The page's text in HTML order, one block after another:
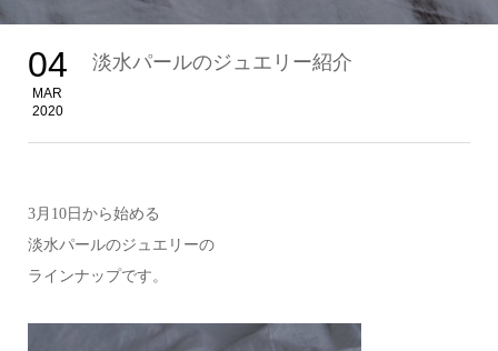
04
MAR
2020
淡水パールのジュエリー紹介
3月10日から始める
淡水パールのジュエリーの
ラインナップです。